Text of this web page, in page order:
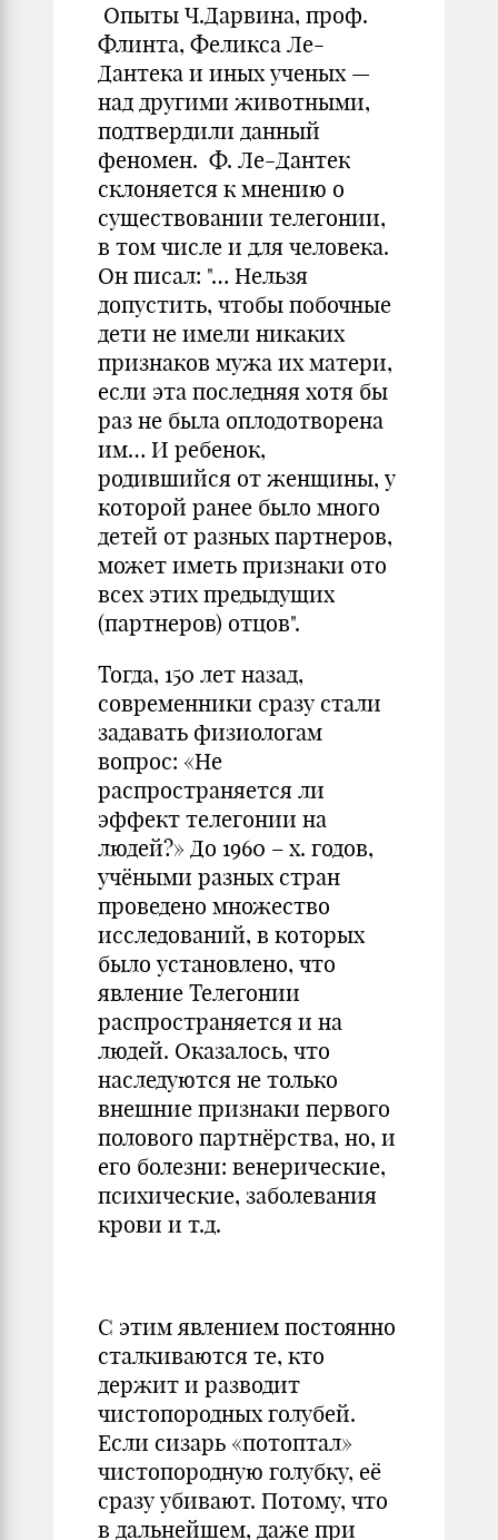
Опыты Ч.Дарвина, проф.
Флинта, Феликса Ле-
Дантека и иных ученых —
над другими животными,
подтвердили данный
феномен. Ф. Ле-Дантек
склоняется к мнению о
существовании телегонии,
в том числе и для человека.
Он писал: "… Нельзя
допустить, чтобы побочные
дети не имели никаких
признаков мужа их матери,
если эта последняя хотя бы
раз не была оплодотворена
им… И ребенок,
родившийся от женщины, у
которой ранее было много
детей от разных партнеров,
может иметь признаки ото
всех этих предыдущих
(партнеров) отцов".
Тогда, 150 лет назад,
современники сразу стали
задавать физиологам
вопрос: «Не
распространяется ли
эффект телегонии на
людей?» До 1960 – х. годов,
учёными разных стран
проведено множество
исследований, в которых
было установлено, что
явление Телегонии
распространяется и на
людей. Оказалось, что
наследуются не только
внешние признаки первого
полового партнёрства, но, и
его болезни: венерические,
психические, заболевания
крови и т.д.
С этим явлением постоянно
сталкиваются те, кто
держит и разводит
чистопородных голубей.
Если сизарь «потоптал»
чистопородную голубку, её
сразу убивают. Потому, что
в дальнейшем, даже при